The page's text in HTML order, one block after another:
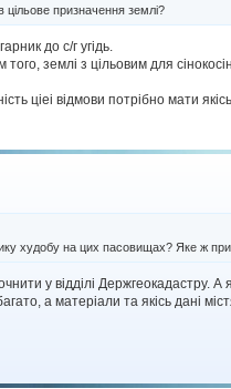
призначення землі?
до с/г угiдь.
землi з цiльовим для
цiеi вiдмови потрiбно мати
худобу на цих пасовищах? Яке ж
у вiддiлi Держгеокадастру.
а матерiали та якiсь данi